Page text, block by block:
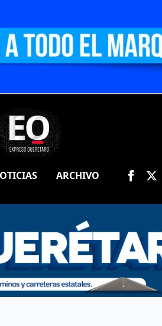
ARCHIVO